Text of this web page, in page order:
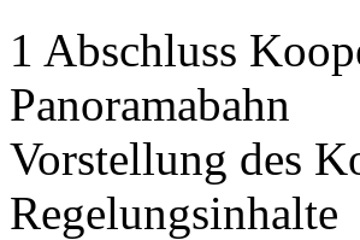
1 Abschluss
Panoramabahn
Vorstellung des
Regelungsinhalte